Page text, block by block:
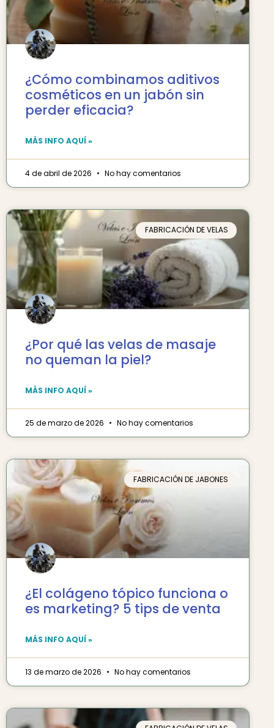
¿Cómo combinamos aditivos
cosméticos en un jabón sin
perder eficacia?
MÁS INFO AQUÍ »
4 de abril de 2026 No hay comentarios
FABRICACIÓN DE VELAS
¿Por qué las velas de masaje
no queman la piel?
MÁS INFO AQUÍ »
25 de marzo de 2026 No hay comentarios
FABRICACIÓN DE JABONES
¿El colágeno tópico funciona o
es marketing? 5 tips de venta
MÁS INFO AQUÍ »
13 de marzo de 2026 No hay comentarios